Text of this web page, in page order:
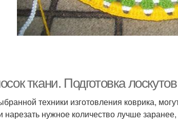
ткани. Подготовка
техники изготовления коврика,
нужное количество лучше